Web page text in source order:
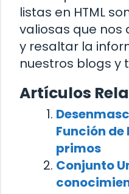
listas en HTML
valiosas que nos
y resaltar la
nuestros blogs y
Artículos
Función de
primos
Conjunto